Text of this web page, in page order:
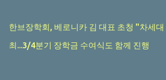
한브장학회, 베로니카 김 대표 초청 "차세
최...3/4분기 장학금 수여식도 함께 진행